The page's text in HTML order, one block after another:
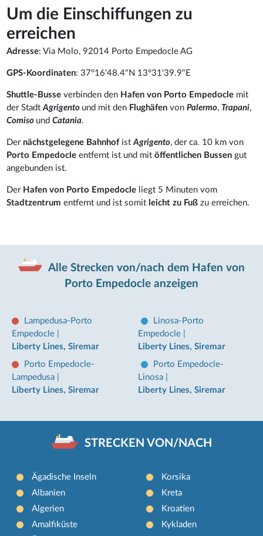
Um die Einschiffungen zu
erreichen
Adresse: Via Molo, 92014 Porto Empedocle AG
GPS-Koordinaten: 37°16'48.4"N 13°31'39.9"E
Shuttle-Busse verbinden den Hafen von Porto Empedocle mit
der StadtAgrigento und mit den FlughäfenvonPalermo,Trapani,
Comiso undCatania.
Der nächstgelegene Bahnhof istAgrigento, der ca. 10 km von
Porto Empedocle entfernt ist und mitöffentlichen Bussen gut
angebunden ist.
Der Hafen von Porto Empedocle liegt 5 Minuten vom
Stadtzentrumentfernt und ist somit leicht zu Fuß zu erreichen.
Alle Strecken von/nach dem Hafen von
Porto Empedocle anzeigen
Lampedusa-Porto
Empedocle
Liberty Lines, Siremar
Linosa-Porto
Empedocle
Liberty Lines, Siremar
Porto Empedocle-
Lampedusa
Liberty Lines, Siremar
Porto Empedocle-
Linosa
Liberty Lines, Siremar
STRECKEN VON/NACH
Ägadische Inseln
Albanien
Algerien
Amalfiküste
Korsika
Kreta
Kroatien
Kykladen